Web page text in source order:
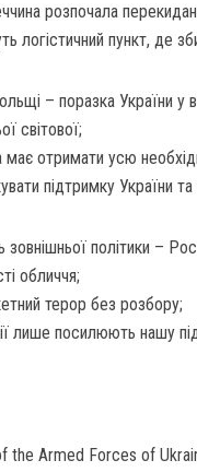
розпочала
логістичний пункт, де
– поразка України у
світової;
отримати усю
підтримку України
зовнішньої політики –
обличчя;
терор без розбору;
лише посилюють нашу
the Armed Forces of